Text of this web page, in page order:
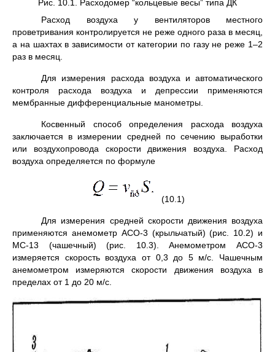
Рис. 10.1. Расходомер “кольцевые весы” типа ДК
Расход воздуха у вентиляторов местного
проветривания контролиру­ется не реже одного раза в месяц,
а на шахтах в зависимости от категории по газу не реже 1–2
раз в месяц.
Для измерения расхода воздуха и автоматического
контро­ля расхода воздуха и депрессии применяются
мембранные диф­ференциальные мано­метры.
Косвенный способ определения расхода воздуха
заключа­ется в измере­нии средней по сечению выработки
или воздухо­провода скорости движения воздуха. Расход
воздуха определяет­ся по формуле
(10.1)
Для измерения средней скорости движения воздуха
приме­няются ане­мометр АСО-3 (крыльчатый) (рис. 10.2) и
МС-13 (ча­шечный) (рис. 10.3). Анемометром АСО-3
измеряется скорость воздуха от 0,3 до 5 м/с. Чашечным
анемометром измеряются ско­рости движения воздуха в
пределах от 1 до 20 м/с.